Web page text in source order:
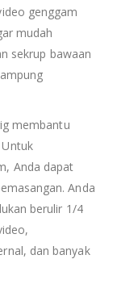
genggam
mudah
sekrup bawaan
membantu
Anda dapat
Anda
berulir 1/4
dan banyak